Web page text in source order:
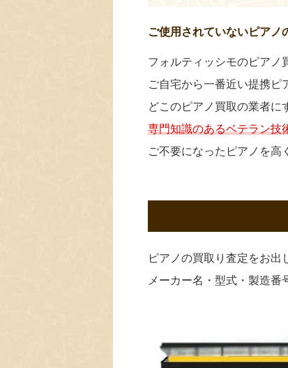
ご使用されていないピアノ
フォルティッシモのピアノ
ご自宅から一番近い提携ピ
どこのピアノ買取の業者に
専門知識のあるベテラン技
ご不要になったピアノを高
ピアノの買取り査定をお出
メーカー名・型式・製造